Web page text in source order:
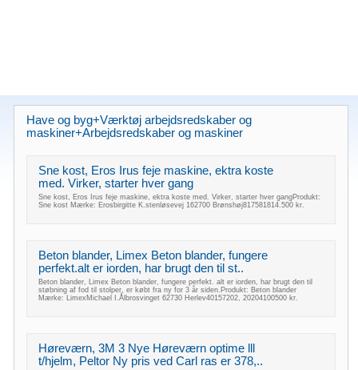
Have og byg+Værktøj arbejdsredskaber og
maskiner+Arbejdsredskaber og maskiner
Sne kost, Eros Irus feje maskine, ektra koste
med. Virker, starter hver gang
Sne kost, Eros Irus feje maskine, ektra koste med. Virker, starter hver gangProdukt:
Sne kost Mærke: Erosbirgitte K.stenløsevej 162700 Brønshøj817581814.500 kr.
Beton blander, Limex Beton blander, fungere
perfekt.alt er iorden, har brugt den til st..
Beton blander, Limex Beton blander, fungere perfekt. alt er iorden, har brugt den til
støbning af fod til stolper, er købt fra ny for 3 år siden.Produkt: Beton blander
Mærke: LimexMichael I.Ålbrosvinget 62730 Herlev40157202, 20204100500 kr.
Høreværn, 3M 3 Nye Høreværn optime lll
t/hjelm, Peltor Ny pris ved Carl ras er 378,..